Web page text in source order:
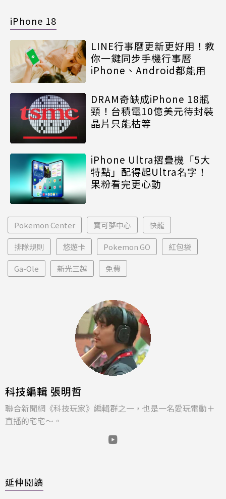
iPhone 18
LINE行事曆更新更好用！教
你一鍵同步手機行事曆
iPhone、Android都能用
DRAM奇缺成iPhone 18瓶
頸！台積電10億美元待封裝
晶片只能枯等
iPhone Ultra摺疊機「5大
特點」配得起Ultra名字！
果粉看完更心動
Pokemon Center 寶可夢中心 快龍
排隊規則 悠遊卡 Pokemon GO 紅包袋
Ga-Ole 新光三越 免費
科技編輯 張明哲
聯合新聞網《科技玩家》編輯群之一，也是一名愛玩電動＋
直播的宅宅～。
延伸閱讀